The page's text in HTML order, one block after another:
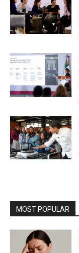
MOST POPULAR